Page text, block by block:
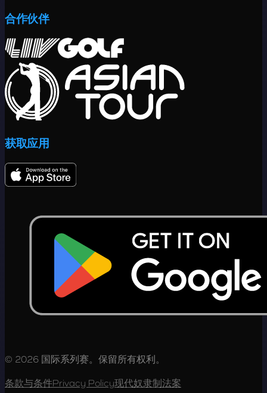
合作伙伴
获取应用
© 2026 国际系列赛。保留所有权利。
条款与条件Privacy Policy现代奴隶制法案